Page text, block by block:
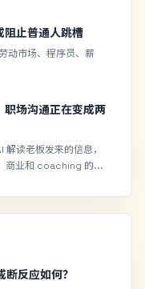
阻止普通人跳槽
动市场、程序员、薪
职场沟通正在变成两
读老板发来的信息，
商业和 coaching 的...
反应如何？